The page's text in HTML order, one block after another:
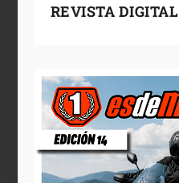
REVISTA DIGITAL